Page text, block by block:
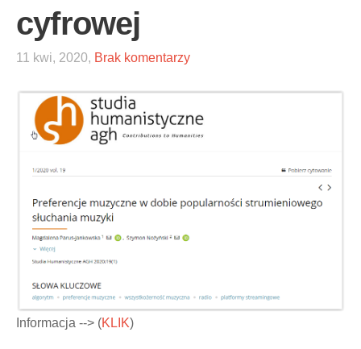
cyfrowej
11 kwi, 2020, Brak komentarzy
Informacja --> (KLIK)